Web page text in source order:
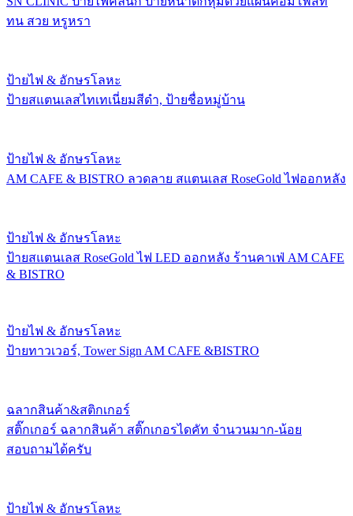
ทน สวย หรูหรา
ป้ายไฟ & อักษรโลหะ
ป้ายสแตนเลสไทเทเนี่ยมสีดำ, ป้ายชื่อหมู่บ้าน
ป้ายไฟ & อักษรโลหะ
AM CAFE & BISTRO ลวดลาย สแตนเลส RoseGold ไฟออกหลัง
ป้ายไฟ & อักษรโลหะ
ป้ายสแตนเลส RoseGold ไฟ LED ออกหลัง ร้านคาเฟ่ AM CAFE
& BISTRO
ป้ายไฟ & อักษรโลหะ
ป้ายทาวเวอร์, Tower Sign AM CAFE &BISTRO
ฉลากสินค้า&สติกเกอร์
สติ๊กเกอร์ ฉลากสินค้า สติ๊กเกอรไดคัท จำนวนมาก-น้อย
สอบถามได้ครับ
ป้ายไฟ & อักษรโลหะ